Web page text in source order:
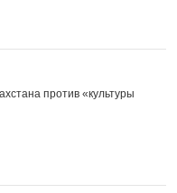
против «культуры